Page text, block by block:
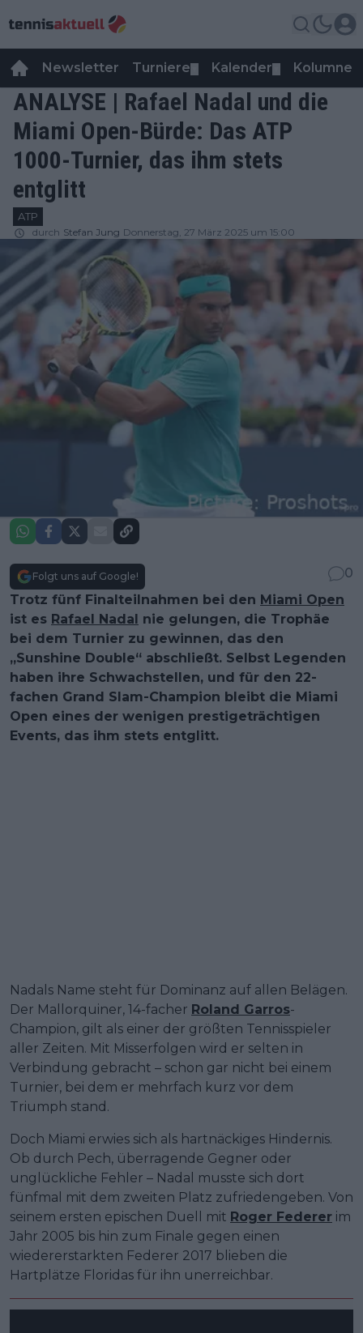
Newsletter Turniere Kalender Kolumnen
ANALYSE | Rafael Nadal und die
Miami Open-Bürde: Das ATP
1000-Turnier, das ihm stets
entglitt
ATP
durch Stefan Jung Donnerstag, 27 März 2025 um 15:00
Folgt uns auf Google!
0
Trotz fünf Finalteilnahmen bei den Miami Open
ist es Rafael Nadal
nie gelungen, die Trophäe
bei dem Turnier zu gewinnen, das den
„Sunshine Double“ abschließt. Selbst Legenden
haben ihre Schwachstellen, und für den 22-
fachen Grand Slam-Champion bleibt die Miami
Open eines der wenigen prestigeträchtigen
Events, das ihm stets entglitt.
Nadals Name steht für Dominanz auf allen Belägen.
Der Mallorquiner, 14-facher Roland Garros-
Champion, gilt als einer der größten Tennisspieler
aller Zeiten. Mit Misserfolgen wird er selten in
Verbindung gebracht – schon gar nicht bei einem
Turnier, bei dem er mehrfach kurz vor dem
Triumph stand.
Doch Miami erwies sich als hartnäckiges Hindernis.
Ob durch Pech, überragende Gegner oder
unglückliche Fehler – Nadal musste sich dort
fünfmal mit dem zweiten Platz zufriedengeben. Von
seinem ersten epischen Duell mit Roger Federer im
Jahr 2005 bis hin zum Finale gegen einen
wiedererstarkten Federer 2017 blieben die
Hartplätze Floridas für ihn unerreichbar.